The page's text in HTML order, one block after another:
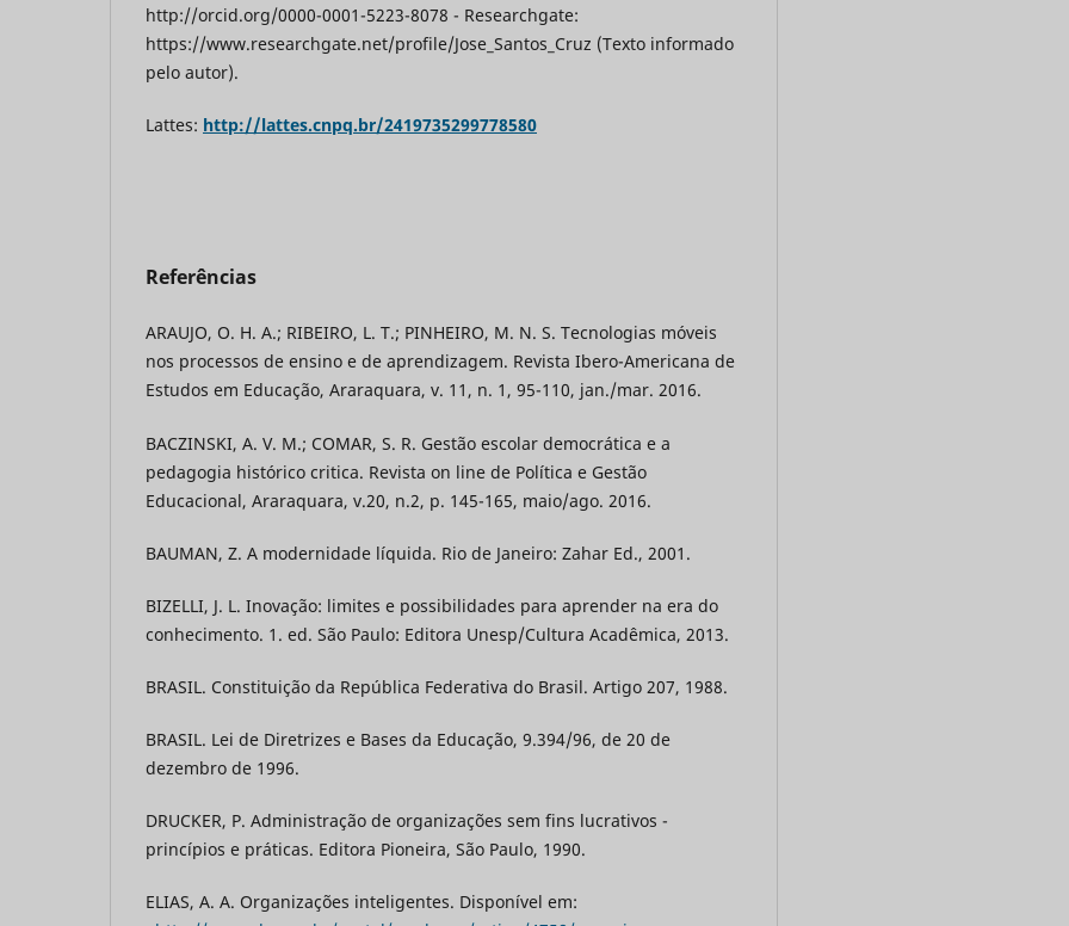
http://orcid.org/0000-0001-5223-8078 - Researchgate:
https://www.researchgate.net/profile/Jose_Santos_Cruz (Texto informado
pelo autor).
Lattes: http://lattes.cnpq.br/2419735299778580
Referências
ARAUJO, O. H. A.; RIBEIRO, L. T.; PINHEIRO, M. N. S. Tecnologias móveis
nos processos de ensino e de aprendizagem. Revista Ibero-Americana de
Estudos em Educação, Araraquara, v. 11, n. 1, 95-110, jan./mar. 2016.
BACZINSKI, A. V. M.; COMAR, S. R. Gestão escolar democrática e a
pedagogia histórico critica. Revista on line de Política e Gestão
Educacional, Araraquara, v.20, n.2, p. 145-165, maio/ago. 2016.
BAUMAN, Z. A modernidade líquida. Rio de Janeiro: Zahar Ed., 2001.
BIZELLI, J. L. Inovação: limites e possibilidades para aprender na era do
conhecimento. 1. ed. São Paulo: Editora Unesp/Cultura Acadêmica, 2013.
BRASIL. Constituição da República Federativa do Brasil. Artigo 207, 1988.
BRASIL. Lei de Diretrizes e Bases da Educação, 9.394/96, de 20 de
dezembro de 1996.
DRUCKER, P. Administração de organizações sem fins lucrativos -
princípios e práticas. Editora Pioneira, São Paulo, 1990.
ELIAS, A. A. Organizações inteligentes. Disponível em: